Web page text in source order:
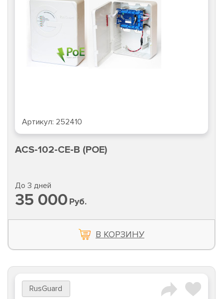
Артикул: 252410
ACS-102-CE-B (POE)
До 3 дней
35 000 Руб.
В КОРЗИНУ
RusGuard